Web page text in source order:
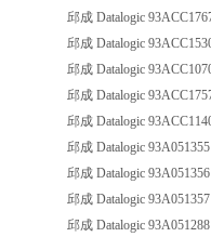
邱成 Datalogic
邱成 Datalogic
邱成 Datalogic
邱成 Datalogic
邱成 Datalogic
邱成 Datalogic
邱成 Datalogic
邱成 Datalogic
邱成 Datalogic